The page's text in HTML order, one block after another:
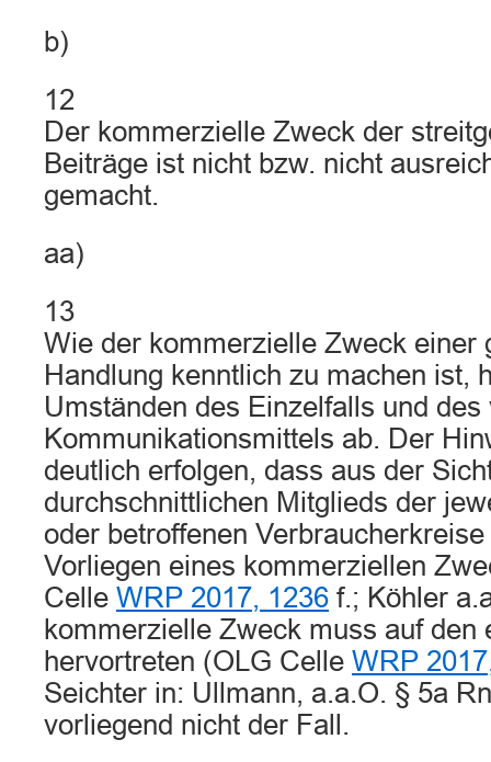
b)
12
Der kommerzielle Zweck der
Beiträge ist nicht bzw. nicht
gemacht.
aa)
13
Wie der kommerzielle Zweck einer
Handlung kenntlich zu machen ist,
Umständen des Einzelfalls und des
Kommunikationsmittels ab. Der
deutlich erfolgen, dass aus der
durchschnittlichen Mitglieds der
oder betroffenen
Vorliegen eines kommerziellen
Celle WRP 2017, 1236 f.; Köhler
kommerzielle Zweck muss auf den
hervortreten (OLG Celle WRP
Seichter in: Ullmann, a.a.O. § 5a
vorliegend nicht der Fall.